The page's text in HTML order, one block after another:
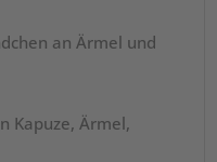
an Ärmel und
Kapuze, Ärmel,